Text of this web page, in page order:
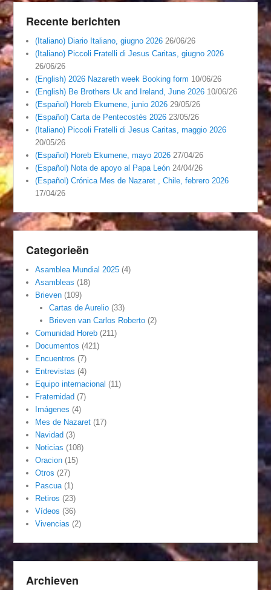
Recente berichten
(Italiano) Diario Italiano, giugno 2026 26/06/26
(Italiano) Piccoli Fratelli di Jesus Caritas, giugno 2026
26/06/26
(English) 2026 Nazareth week Booking form 10/06/26
(English) Be Brothers Uk and Ireland, June 2026 10/06/26
(Español) Horeb Ekumene, junio 2026 29/05/26
(Español) Carta de Pentecostés 2026 23/05/26
(Italiano) Piccoli Fratelli di Jesus Caritas, maggio 2026
20/05/26
(Español) Horeb Ekumene, mayo 2026 27/04/26
(Español) Nota de apoyo al Papa León 24/04/26
(Español) Crónica Mes de Nazaret , Chile, febrero 2026
17/04/26
Categorieën
Asamblea Mundial 2025 (4)
Asambleas (18)
Brieven (109)
Cartas de Aurelio(33)
Brieven van Carlos Roberto(2)
Comunidad Horeb (211)
Documentos (421)
Encuentros (7)
Entrevistas (4)
Equipo internacional (11)
Fraternidad (7)
Imágenes (4)
Mes de Nazaret (17)
Navidad (3)
Noticias (108)
Oracion (15)
Otros (27)
Pascua (1)
Retiros (23)
Vídeos (36)
Vivencias (2)
Archieven